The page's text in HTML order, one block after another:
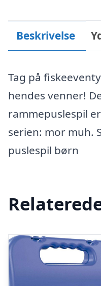
Beskrivelse
Tag på
hendes venner!
rammepuslespil
serien: mor muh.
puslespil børn